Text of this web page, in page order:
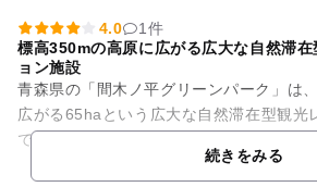
4.0
1件
標高350mの高原に広がる広大な自然滞
ョン施設
青森県の「間木ノ平グリーンパーク」は
広がる65haという広大な自然滞在型観光
です。宿泊施設には約500人収容の一般キ
続きをみる